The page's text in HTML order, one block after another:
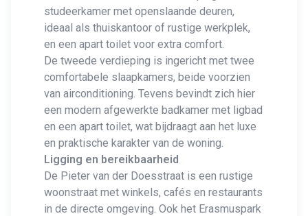
studeerkamer met openslaande deuren,
ideaal als thuiskantoor of rustige werkplek,
en een apart toilet voor extra comfort.
De tweede verdieping is ingericht met twee
comfortabele slaapkamers, beide voorzien
van airconditioning. Tevens bevindt zich hier
een modern afgewerkte badkamer met ligbad
en een apart toilet, wat bijdraagt aan het luxe
en praktische karakter van de woning.
Ligging en bereikbaarheid
De Pieter van der Doesstraat is een rustige
woonstraat met winkels, cafés en restaurants
in de directe omgeving. Ook het Erasmuspark